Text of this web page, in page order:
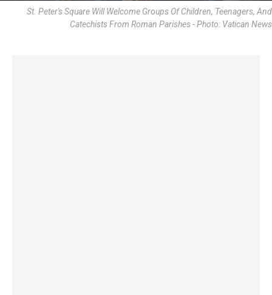
St. Peter's Square Will Welcome Groups Of Children, Teenagers, And
Catechists From Roman Parishes - Photo: Vatican News